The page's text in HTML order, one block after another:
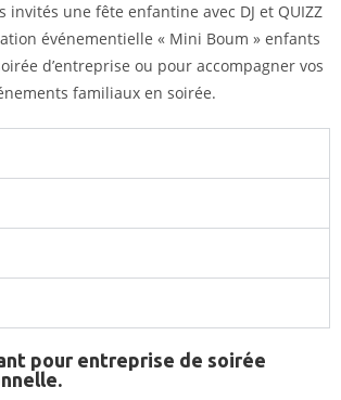
invités une fête enfantine avec DJ et QUIZZ
événementielle « Mini Boum » enfants
d’entreprise ou pour accompagner vos
familiaux en soirée.
pour entreprise de soirée